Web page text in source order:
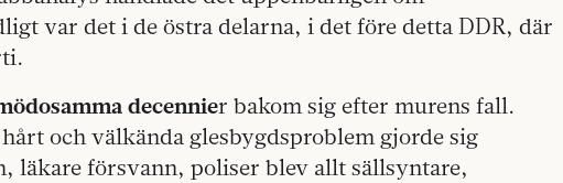
var det i de östra delarna, i det före detta DDR, där
decennier bakom sig efter murens fall.
och välkända glesbygdsproblem gjorde sig
läkare försvann, poliser blev allt sällsyntare,